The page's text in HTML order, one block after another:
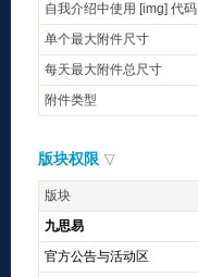
自我介绍中使用 [img] 代码
单个最大附件尺寸
每天最大附件总尺寸
附件类型
版块权限
版块
九思易
官方公告与活动区